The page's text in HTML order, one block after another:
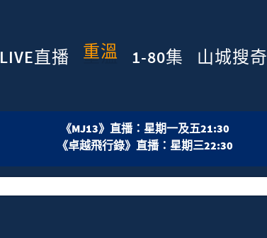
LIVE直播 重溫 1-80集 山城搜奇
《MJ13》直播：星期一及五21:30
《卓越飛行錄》直播：星期三22:30